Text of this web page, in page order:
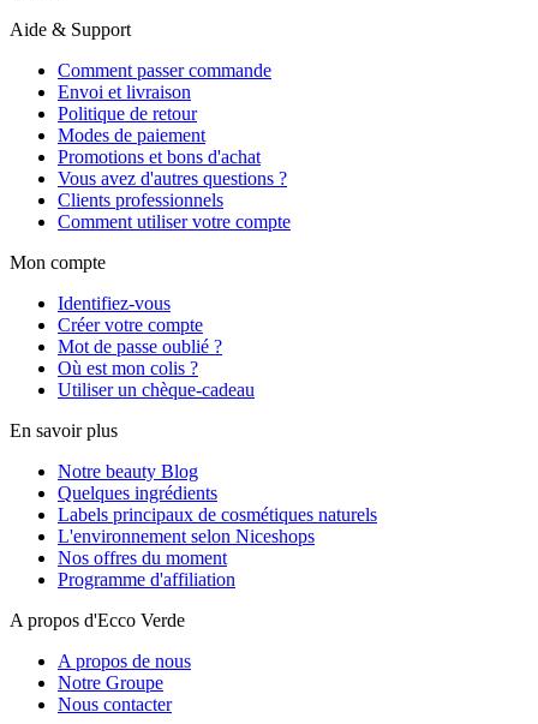
Aide & Support
Comment passer commande
Envoi et livraison
Politique de retour
Modes de paiement
Promotions et bons d'achat
Vous avez d'autres questions ?
Clients professionnels
Comment utiliser votre compte
Mon compte
Identifiez-vous
Créer votre compte
Mot de passe oublié ?
Où est mon colis ?
Utiliser un chèque-cadeau
En savoir plus
Notre beauty Blog
Quelques ingrédients
Labels principaux de cosmétiques naturels
L'environnement selon Niceshops
Nos offres du moment
Programme d'affiliation
A propos d'Ecco Verde
A propos de nous
Notre Groupe
Nous contacter